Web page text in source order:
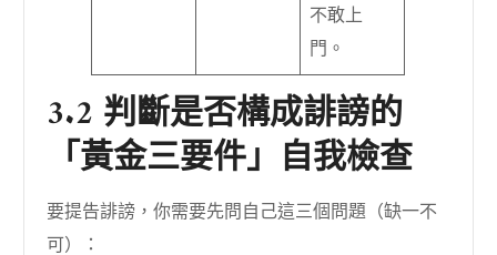
不敢上
門。
3.2 判斷是否構成誹謗的
「黃金三要件」自我檢查
要提告誹謗，你需要先問自己這三個問題（缺一不
可）：